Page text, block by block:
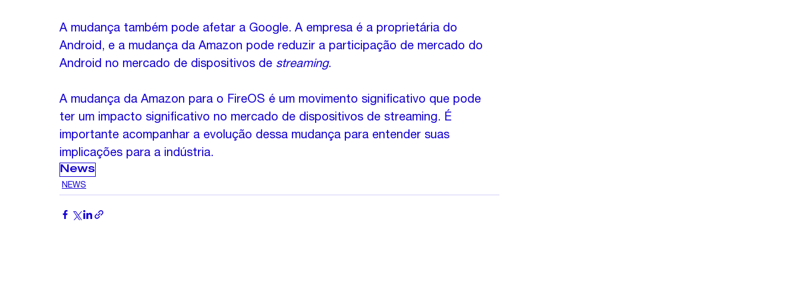
A mudança também pode afetar a Google. A empresa é a proprietária do
Android, e a mudança da Amazon pode reduzir a participação de mercado do
Android no mercado de dispositivos de streaming.
A mudança da Amazon para o FireOS é um movimento significativo que pode
ter um impacto significativo no mercado de dispositivos de streaming. É
importante acompanhar a evolução dessa mudança para entender suas
implicações para a indústria.
News
NEWS